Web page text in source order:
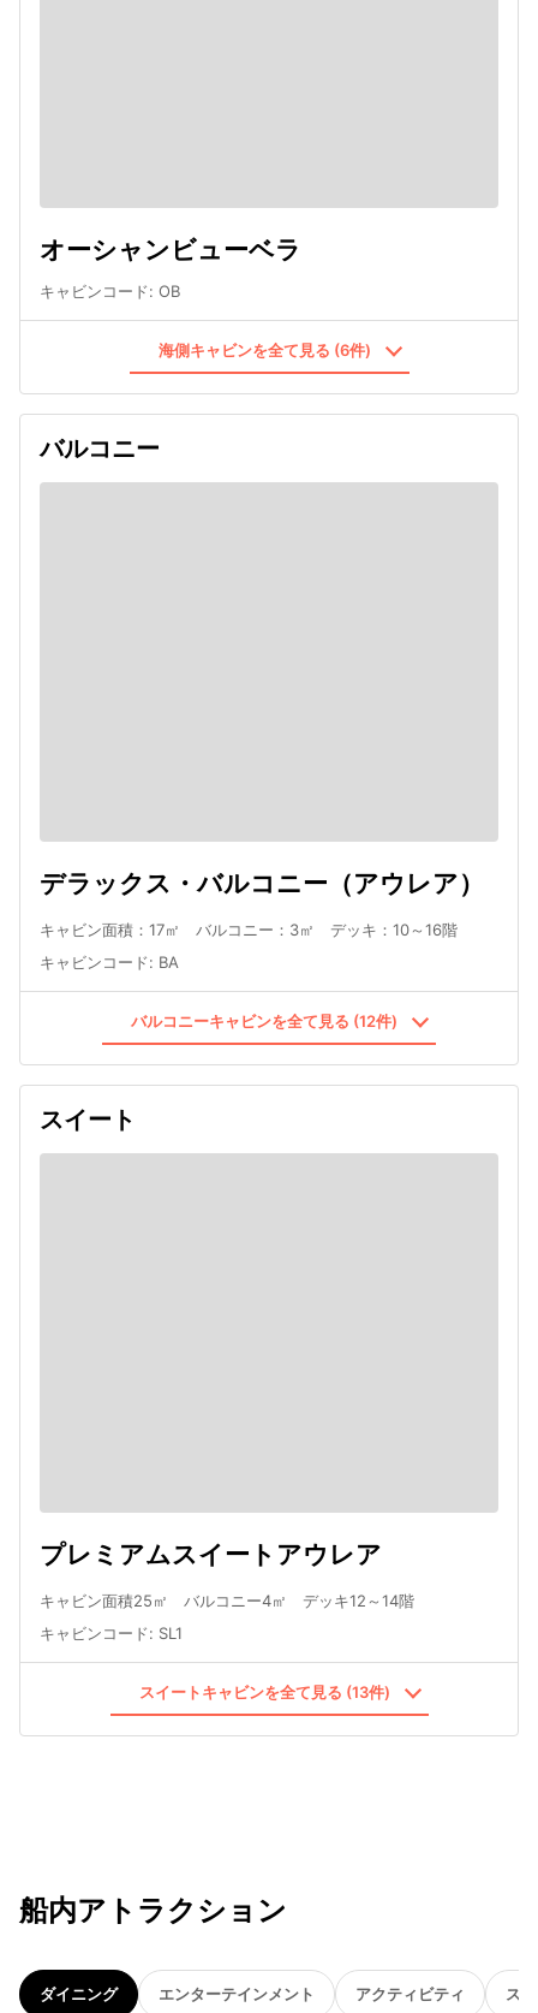
オーシャンビューベラ
キャビンコード: OB
海側キャビンを全て見る (6件)
バルコニー
デラックス・バルコニー（アウレア）
キャビン面積：17㎡ バルコニー：3㎡ デッキ：10～16階
キャビンコード: BA
バルコニーキャビンを全て見る (12件)
スイート
プレミアムスイートアウレア
キャビン面積25㎡ バルコニー4㎡ デッキ12～14階
キャビンコード: SL1
スイートキャビンを全て見る (13件)
船内アトラクション
ダイニング エンターテインメント アクティビティ ス